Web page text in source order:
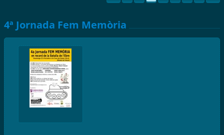
4ª Jornada Fem Memòria